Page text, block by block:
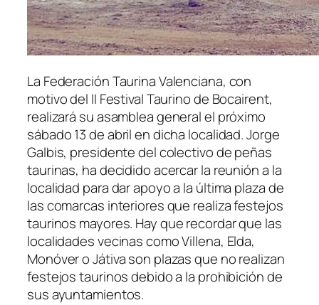
La Federación Taurina Valenciana, con
motivo del II Festival Taurino de Bocairent,
realizará su asamblea general el próximo
sábado 13 de abril en dicha localidad. Jorge
Galbis, presidente del colectivo de peñas
taurinas, ha decidido acercar la reunión a la
localidad para dar apoyo a la última plaza de
las comarcas interiores que realiza festejos
taurinos mayores. Hay que recordar que las
localidades vecinas como Villena, Elda,
Monóver o Játiva son plazas que no realizan
festejos taurinos debido a la prohibición de
sus ayuntamientos.